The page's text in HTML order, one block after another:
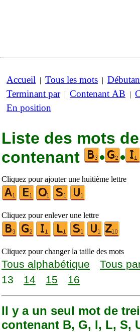
Accueil | Tous les mots |
Terminant par| Contenant AB |
En position
Liste des mots
contenant
• •
Cliquez pour ajouter une huitième lettre
Cliquez pour enlever une lettre
Cliquez pour changer la taille des mots
Tous alphabétique Tous
13
14 15 16
Il y a un seul mot de
contenant B, G, I, L, S,